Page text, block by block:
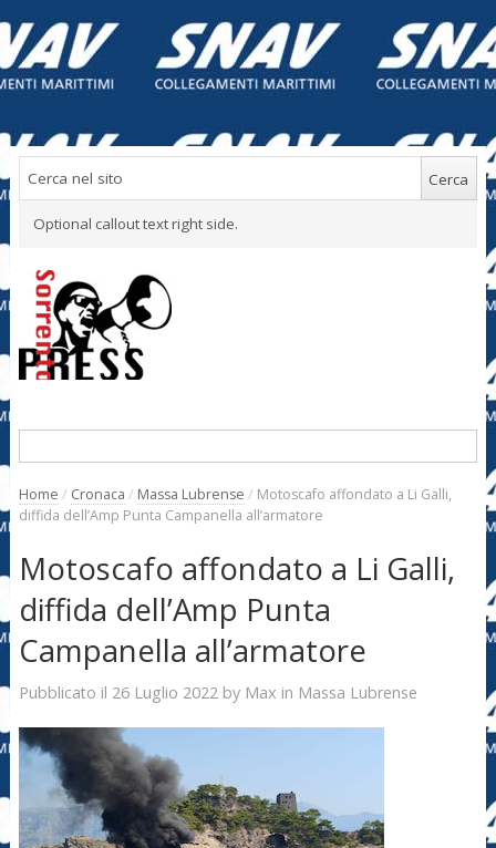
Optional callout text right side.
Home / Cronaca / Massa Lubrense / Motoscafo affondato a Li Galli,
diffida dell’Amp Punta Campanella all’armatore
Motoscafo affondato a Li Galli,
diffida dell’Amp Punta
Campanella all’armatore
Pubblicato il 26 Luglio 2022by Max in Massa Lubrense